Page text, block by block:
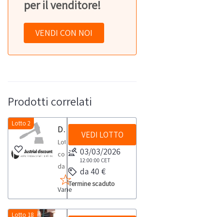
per il venditore!
VENDI CON NOI
Prodotti correlati
Lotto 2
Dispenser e igienizzanti
Lotto
composto
da:-
Dispenser
Automat.
Varie
VEDI LOTTO
03/03/2026
12:00:00 CET
da 40 €
Termine scaduto
Lotto 18